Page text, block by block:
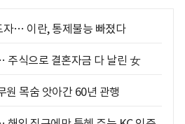
자… 이란, 통제불능 빠졌다
식으로 결혼자금 다 날린 女
목숨 앗아간 60년 관행